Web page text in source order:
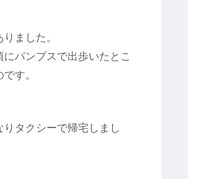
ました。
パンプスで出歩いたとこ
す。
タクシーで帰宅しまし